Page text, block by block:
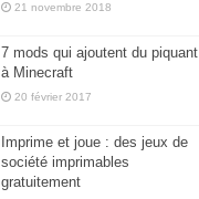
21 novembre 2018
7 mods qui ajoutent du piquant
à Minecraft
20 février 2017
Imprime et joue : des jeux de
société imprimables
gratuitement